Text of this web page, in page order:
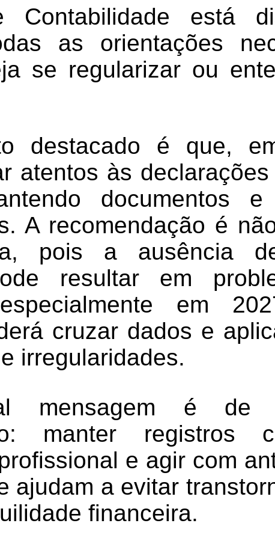
Contabilidade está
as orientações
se regularizar ou
destacado é que,
atentos às
documentos e
A recomendação é
pois a ausência
resultar em
em
cruzar dados e
irregularidades.
mensagem é de
manter registros
e agir com
ajudam a evitar
financeira.